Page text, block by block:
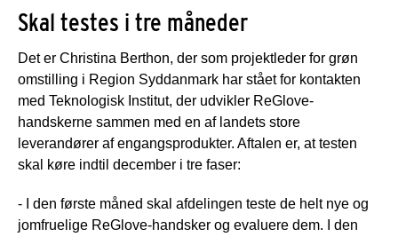
Skal testes i tre måneder
Det er Christina Berthon, der som projektleder for grøn
omstilling i Region Syddanmark har stået for kontakten
med Teknologisk Institut, der udvikler ReGlove-
handskerne sammen med en af landets store
leverandører af engangsprodukter. Aftalen er, at testen
skal køre indtil december i tre faser:
- I den første måned skal afdelingen teste de helt nye og
jomfruelige ReGlove-handsker og evaluere dem. I den